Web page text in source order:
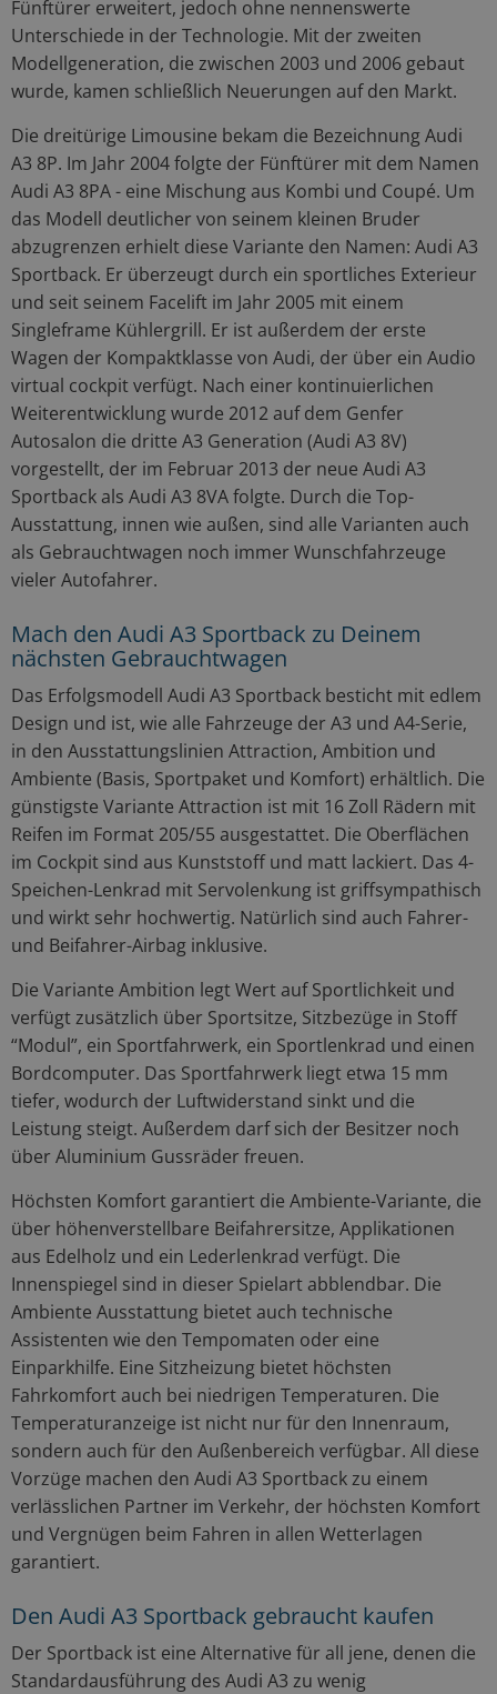
Fünftürer erweitert, jedoch ohne nennenswerte
Unterschiede in der Technologie. Mit der zweiten
Modellgeneration, die zwischen 2003 und 2006 gebaut
wurde, kamen schließlich Neuerungen auf den Markt.
Die dreitürige Limousine bekam die Bezeichnung Audi
A3 8P. Im Jahr 2004 folgte der Fünftürer mit dem Namen
Audi A3 8PA - eine Mischung aus Kombi und Coupé. Um
das Modell deutlicher von seinem kleinen Bruder
abzugrenzen erhielt diese Variante den Namen: Audi A3
Sportback. Er überzeugt durch ein sportliches Exterieur
und seit seinem Facelift im Jahr 2005 mit einem
Singleframe Kühlergrill. Er ist außerdem der erste
Wagen der Kompaktklasse von Audi, der über ein Audio
virtual cockpit verfügt. Nach einer kontinuierlichen
Weiterentwicklung wurde 2012 auf dem Genfer
Autosalon die dritte A3 Generation (Audi A3 8V)
vorgestellt, der im Februar 2013 der neue Audi A3
Sportback als Audi A3 8VA folgte. Durch die Top-
Ausstattung, innen wie außen, sind alle Varianten auch
als Gebrauchtwagen noch immer Wunschfahrzeuge
vieler Autofahrer.
Mach den Audi A3 Sportback zu Deinem
nächsten Gebrauchtwagen
Das Erfolgsmodell Audi A3 Sportback besticht mit edlem
Design und ist, wie alle Fahrzeuge der A3 und A4-Serie,
in den Ausstattungslinien Attraction, Ambition und
Ambiente (Basis, Sportpaket und Komfort) erhältlich. Die
günstigste Variante Attraction ist mit 16 Zoll Rädern mit
Reifen im Format 205/55 ausgestattet. Die Oberflächen
im Cockpit sind aus Kunststoff und matt lackiert. Das 4-
Speichen-Lenkrad mit Servolenkung ist griffsympathisch
und wirkt sehr hochwertig. Natürlich sind auch Fahrer-
und Beifahrer-Airbag inklusive.
Die Variante Ambition legt Wert auf Sportlichkeit und
verfügt zusätzlich über Sportsitze, Sitzbezüge in Stoff
“Modul”, ein Sportfahrwerk, ein Sportlenkrad und einen
Bordcomputer. Das Sportfahrwerk liegt etwa 15 mm
tiefer, wodurch der Luftwiderstand sinkt und die
Leistung steigt. Außerdem darf sich der Besitzer noch
über Aluminium Gussräder freuen.
Höchsten Komfort garantiert die Ambiente-Variante, die
über höhenverstellbare Beifahrersitze, Applikationen
aus Edelholz und ein Lederlenkrad verfügt. Die
Innenspiegel sind in dieser Spielart abblendbar. Die
Ambiente Ausstattung bietet auch technische
Assistenten wie den Tempomaten oder eine
Einparkhilfe. Eine Sitzheizung bietet höchsten
Fahrkomfort auch bei niedrigen Temperaturen. Die
Temperaturanzeige ist nicht nur für den Innenraum,
sondern auch für den Außenbereich verfügbar. All diese
Vorzüge machen den Audi A3 Sportback zu einem
verlässlichen Partner im Verkehr, der höchsten Komfort
und Vergnügen beim Fahren in allen Wetterlagen
garantiert.
Den Audi A3 Sportback gebraucht kaufen
Der Sportback ist eine Alternative für all jene, denen die
Standardausführung des Audi A3 zu wenig